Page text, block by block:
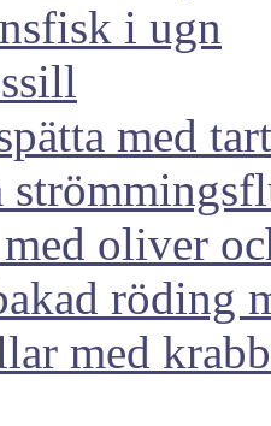
i ugn
med
oliver
röding
med